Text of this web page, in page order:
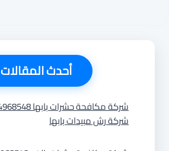
أحدث المقالات
شركة رش مبيدات بابها